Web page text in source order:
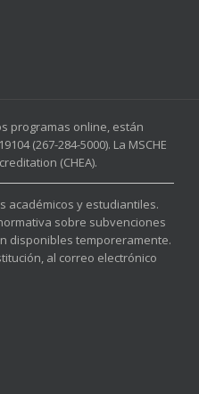
programas online, están
(267-284-5000). La MSCHE
(CHEA).
académicos y estudiantiles.
sobre subvenciones
disponibles temporeramente.
al correo electrónico